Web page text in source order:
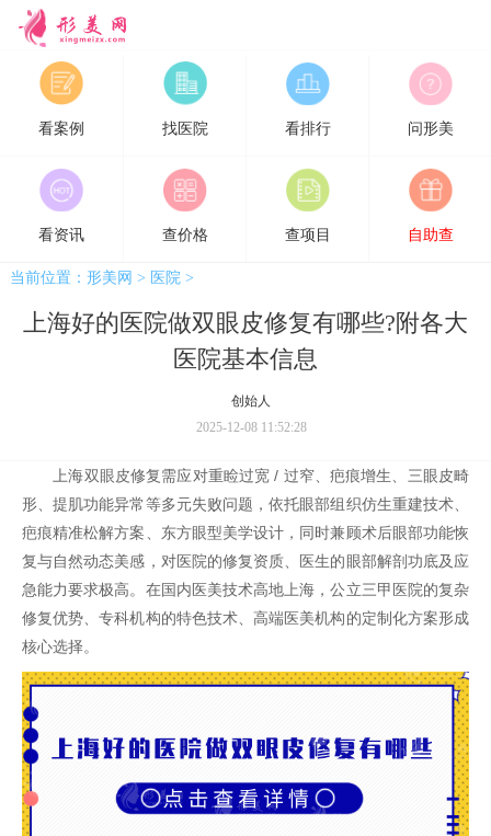
形美网
看案例 找医院 看排行 问形美
看资讯 查价格 查项目 自助查
当前位置： 形美网 > 医院>
上海好的医院做双眼皮修复有哪些?附各大
医院基本信息
创始人
2025-12-08 11:52:28
上海双眼皮修复需应对重睑过宽 / 过窄、疤痕增生、三眼皮畸
形、提肌功能异常等多元失败问题，依托眼部组织仿生重建技术、
疤痕精准松解方案、东方眼型美学设计，同时兼顾术后眼部功能恢
复与自然动态美感，对医院的修复资质、医生的眼部解剖功底及应
急能力要求极高。在国内医美技术高地上海，公立三甲医院的复杂
修复优势、专科机构的特色技术、高端医美机构的定制化方案形成
核心选择。